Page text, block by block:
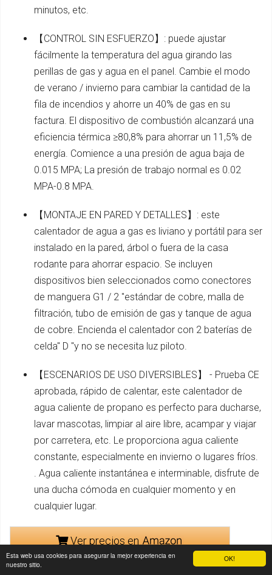
OK!
Esta web usa cookies para asegurar la mejor experiencia en
nuestro sitio.
minutos, etc.
【CONTROL SIN ESFUERZO】: puede ajustar
fácilmente la temperatura del agua girando las
perillas de gas y agua en el panel. Cambie el modo
de verano / invierno para cambiar la cantidad de la
fila de incendios y ahorre un 40% de gas en su
factura. El dispositivo de combustión alcanzará una
eficiencia térmica ≥80,8% para ahorrar un 11,5% de
energía. Comience a una presión de agua baja de
0.015 MPA; La presión de trabajo normal es 0.02
MPA-0.8 MPA.
【MONTAJE EN PARED Y DETALLES】: este
calentador de agua a gas es liviano y portátil para ser
instalado en la pared, árbol o fuera de la casa
rodante para ahorrar espacio. Se incluyen
dispositivos bien seleccionados como conectores
de manguera G1 / 2 "estándar de cobre, malla de
filtración, tubo de emisión de gas y tanque de agua
de cobre. Encienda el calentador con 2 baterías de
celda" D "y no se necesita luz piloto.
【ESCENARIOS DE USO DIVERSIBLES】 - Prueba CE
aprobada, rápido de calentar, este calentador de
agua caliente de propano es perfecto para ducharse,
lavar mascotas, limpiar al aire libre, acampar y viajar
por carretera, etc. Le proporciona agua caliente
constante, especialmente en invierno o lugares fríos.
. Agua caliente instantánea e interminable, disfrute de
una ducha cómoda en cualquier momento y en
cualquier lugar.
Ver precios en